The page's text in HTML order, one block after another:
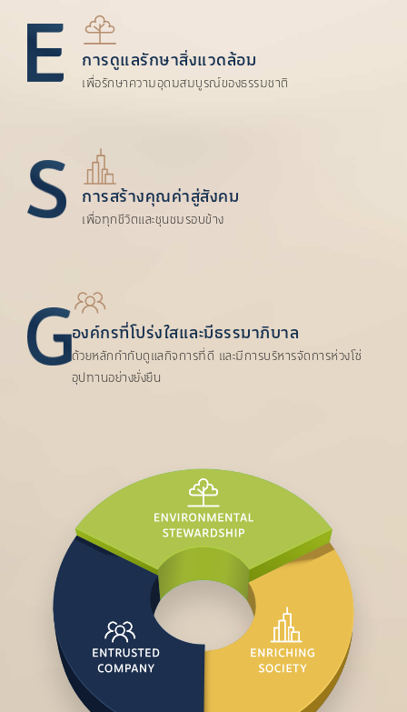
การดูแลรักษาสิ่งแวดล้อม
เพื่อรักษาความอุดมสมบูรณ์ของธรรมชาติ
การสร้างคุณค่าสู่สังคม
เพื่อทุกชีวิตและชุนชมรอบข้าง
องค์กรที่โปร่งใสและมีธรรมาภิบาล
ด้วยหลักกำกับดูแลกิจการที่ดี และมีการบริหารจัดการห่วงโซ่
อุปทานอย่างยั่งยืน